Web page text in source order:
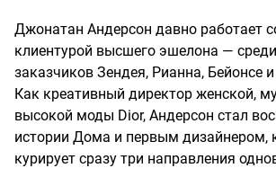
Джонатан Андерсон давно работает
клиентурой высшего эшелона —
заказчиков Зендея, Рианна, Бейонсе
Как креативный директор женской,
высокой моды Dior, Андерсон стал
истории Дома и первым дизайнером,
курирует сразу три направления